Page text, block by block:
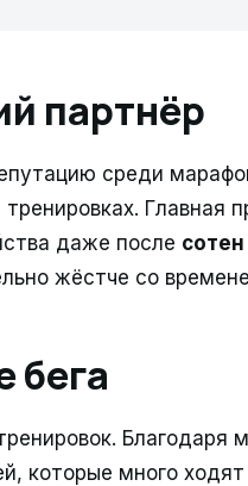
партнёр
среди
Главная
даже после
жёстче со
бега
Благодаря
которые много